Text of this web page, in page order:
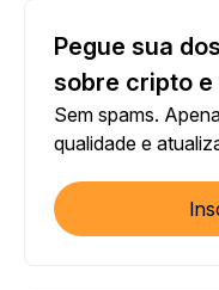
Pegue sua
sobre cripto
Sem spams.
qualidade e